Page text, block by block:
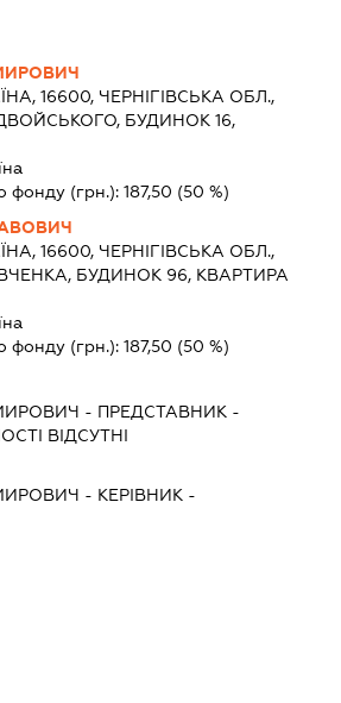
16600, ЧЕРНІГІВСЬКА ОБЛ.,
БУДИНОК 16,
фонду (грн.):187,50 (50 %)
16600, ЧЕРНІГІВСЬКА ОБЛ.,
БУДИНОК 96, КВАРТИРА
фонду (грн.):187,50 (50 %)
- ПРЕДСТАВНИК -
ВІДСУТНІ
- КЕРІВНИК -